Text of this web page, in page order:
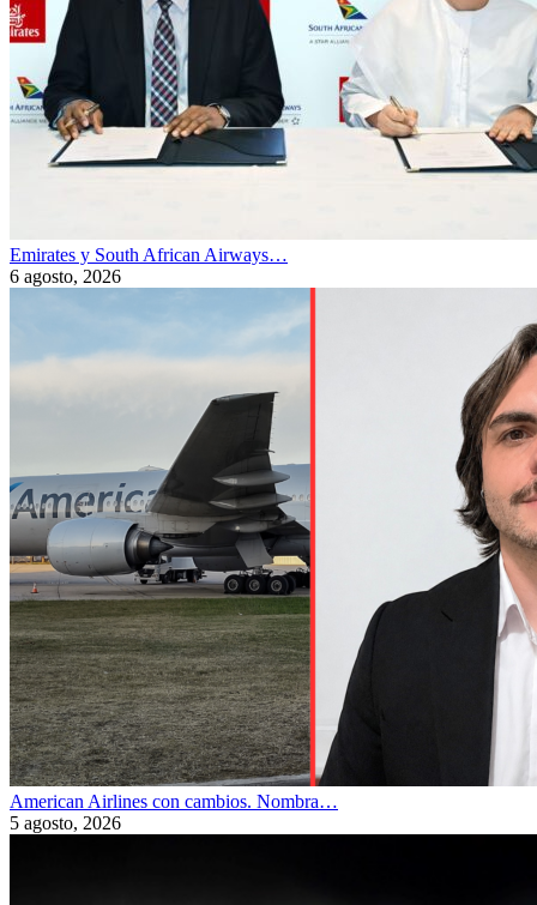
Emirates y South African Airways…
6 agosto, 2026
American Airlines con cambios. Nombra…
5 agosto, 2026